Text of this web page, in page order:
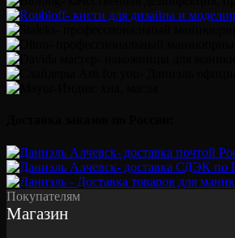
Покупателям
Магазин